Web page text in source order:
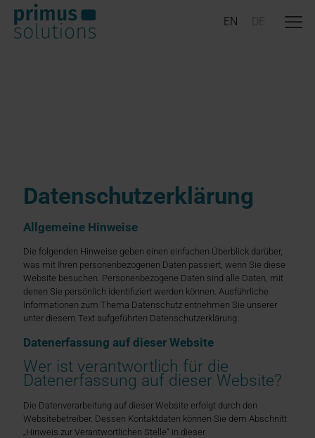
Datenschutz­erklärung
Allgemeine Hinweise
Die folgenden Hinweise geben einen einfachen Überblick darüber,
was mit Ihren personenbezogenen Daten passiert, wenn Sie diese
Website besuchen. Personenbezogene Daten sind alle Daten, mit
denen Sie persönlich identifiziert werden können. Ausführliche
Informationen zum Thema Datenschutz entnehmen Sie unserer
unter diesem Text aufgeführten Datenschutzerklärung.
Datenerfassung auf dieser Website
Wer ist verantwortlich für die
Datenerfassung auf dieser Website?
Die Datenverarbeitung auf dieser Website erfolgt durch den
Websitebetreiber. Dessen Kontaktdaten können Sie dem Abschnitt
„Hinweis zur Verantwortlichen Stelle“ in dieser